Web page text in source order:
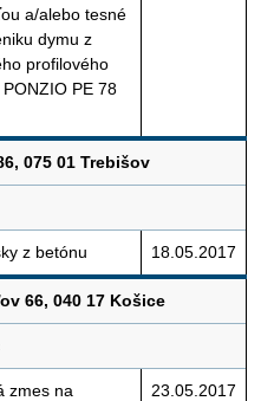
a/alebo tesné
dymu z
profilového
PE 78
075 01 Trebišov
z betónu 18.05.2017
66, 040 17 Košice
zmes na
23.05.2017